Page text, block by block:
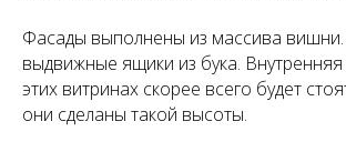
Фасады выполнены из массива
выдвижные ящики из бука.
этих витринах скорее всего будет
они сделаны такой высоты.